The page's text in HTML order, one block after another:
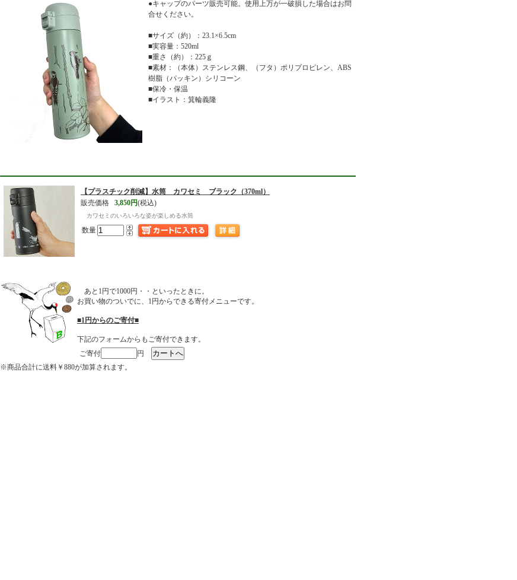
●キャップのパーツ販売可能。使用上万が一破損した場合はお問
合せください。
■サイズ（約）：23.1×6.5cm
■実容量：520ml
■重さ（約）：225ｇ
■素材：（本体）ステンレス鋼、（フタ）ポリプロピレン、ABS
樹脂（パッキン）シリコーン
■保冷・保温
■イラスト：箕輪義隆
【プラスチック削減】 水筒 カワセミ ブラック（370ml）
販売価格
3,850円(税込)
カワセミのいろいろな姿が楽しめる水筒
数量
あと1円で1000円・・といったときに。
お買い物のついでに、1円からできる寄付メニューです。
■1円からのご寄付■
下記のフォームからもご寄付できます。
ご寄付
円
※商品合計に送料￥880が加算されます。